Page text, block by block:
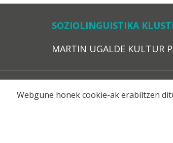
SOZIOLINGUISTIKA
MARTIN UGALDE KULTUR
Webgune honek cookie-ak erabiltzen